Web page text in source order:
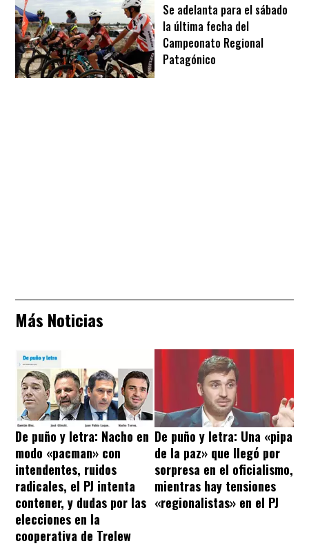
Se adelanta para el sábado
la última fecha del
Campeonato Regional
Patagónico
Más Noticias
De puño y letra: Nacho en
modo «pacman» con
intendentes, ruidos
radicales, el PJ intenta
contener, y dudas por las
elecciones en la
cooperativa de Trelew
De puño y letra: Una «pipa
de la paz» que llegó por
sorpresa en el oficialismo,
mientras hay tensiones
«regionalistas» en el PJ